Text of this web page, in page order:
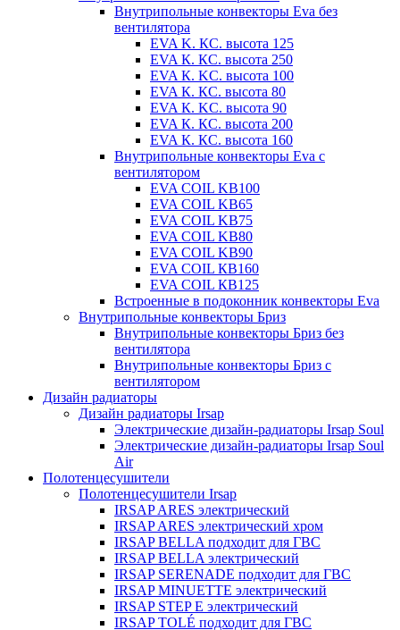
Внутрипольные конвекторы Eva без
вентилятора
EVA K. КС. высота 125
EVA К. КС. высота 250
EVA К. KС. высота 100
EVA К. КС. высота 80
EVA К. KC. высота 90
EVA К. КС. высота 200
EVA К. КС. высота 160
Внутрипольные конвекторы Eva с
вентилятором
EVA COIL KB100
EVA COIL KB65
EVA COIL KB75
EVA COIL KB80
EVA COIL KB90
EVA COIL КВ160
EVA COIL КВ125
Встроенные в подоконник конвекторы Eva
Внутрипольные конвекторы Бриз
Внутрипольные конвекторы Бриз без
вентилятора
Внутрипольные конвекторы Бриз с
вентилятором
Дизайн радиаторы
Дизайн радиаторы Irsap
Электрические дизайн-радиаторы Irsap Soul
Электрические дизайн-радиаторы Irsap Soul
Air
Полотенцесушители
Полотенцесушители Irsap
IRSAP ARES электрический
IRSAP ARES электрический хром
IRSAP BELLA подходит для ГВС
IRSAP BELLA электрический
IRSAP SERENADE подходит для ГВС
IRSAP MINUETTE электрический
IRSAP STEP E электрический
IRSAP TOLÉ подходит для ГВС